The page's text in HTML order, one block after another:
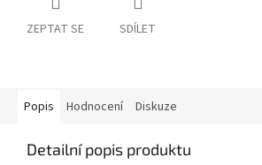
ZEPTAT SE SDÍLET
Popis Hodnocení Diskuze
Detailní popis produktu